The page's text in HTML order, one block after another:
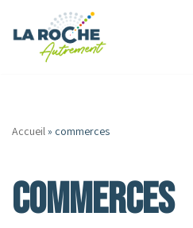
Aller
Accueil» commerces
commerces